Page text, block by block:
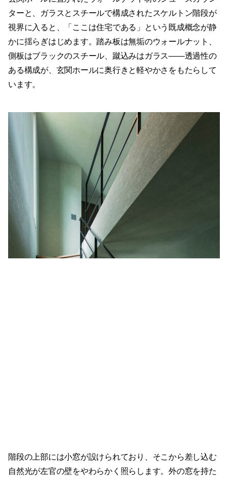
ターと、ガラスとスチールで構成されたスケルトン階段が
視界に入ると、「ここは住宅である」という既成概念が静
かに揺らぎはじめます。踏み板は無垢のウォールナット、
側板はブラックのスチール、蹴込みはガラス——透過性の
ある構成が、玄関ホールに奥行きと軽やかさをもたらして
います。
階段の上部には小窓が設けられており、そこから差し込む
自然光が左官の壁をやわらかく照らします。外の窓を持た